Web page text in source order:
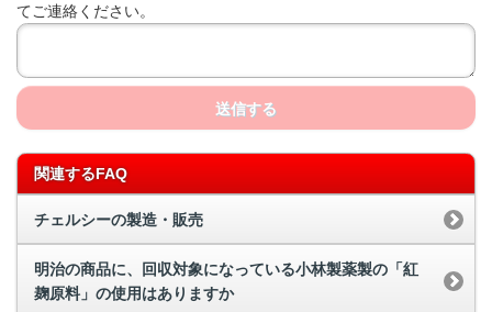
てご連絡ください。
送信する
関連するFAQ
チェルシーの製造・販売
明治の商品に、回収対象になっている小林製薬製の「紅
麹原料」の使用はありますか